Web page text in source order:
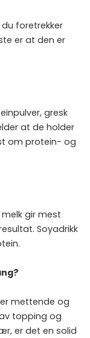
foretrekker
er at den er
gresk
at de holder
om protein- og
gir mest
Soyadrikk
mettende og
topping og
er det en solid